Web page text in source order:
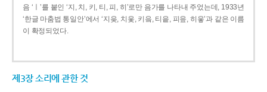
음 ‘ㅣ’를 붙인 ‘지, 치, 키, 티, 피, 히’로만 음가를 나타내 주었는데, 1933년
‘한글 마춤법 통일안’에서 ‘지읒, 치읓, 키읔, 티읕, 피읖, 히읗’과 같은 이름
이 확정되었다.
제3장 소리에 관한 것